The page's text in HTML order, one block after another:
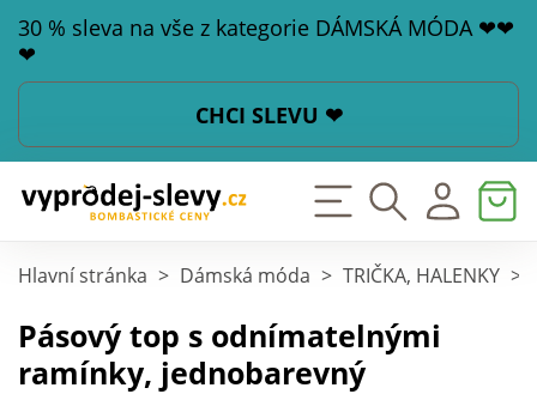
30 % sleva na vše z kategorie DÁMSKÁ MÓDA ❤❤
❤
CHCI SLEVU ❤
Hlavní stránka > Dámská móda > TRIČKA, HALENKY >
Pásový top s odnímatelnými
ramínky, jednobarevný